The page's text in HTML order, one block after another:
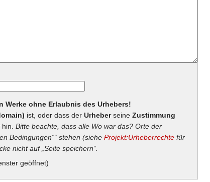
ohne Erlaubnis des Urhebers!
ist, oder dass der Urheberseine Zustimmung
hin. Bitte beachte, dass alle Wo war das? Orte der
Bedingungen““ stehen (siehe Projekt:Urheberrechte für
nicht auf „Seite speichern“.
geöffnet)